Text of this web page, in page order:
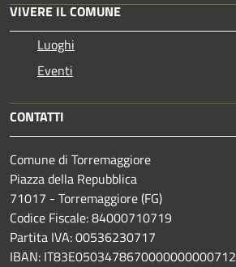
VIVERE IL COMUNE
Luoghi
Eventi
CONTATTI
Comune di Torremaggiore
Piazza della Repubblica
71017 - Torremaggiore (FG)
Codice Fiscale: 84000710719
Partita IVA: 00536230717
IBAN: IT83E0503478670000000000712